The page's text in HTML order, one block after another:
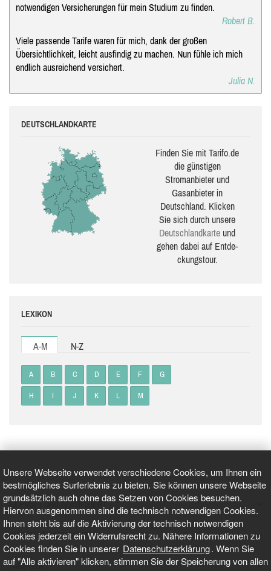
Unsere Webseite verwendet verschiedene Cookies, um Ihnen ein
bestmögliches Surferlebnis zu bieten. Sie können unsere Webseite
grundsätzlich auch ohne das Setzen von Cookies besuchen.
Hiervon ausgenommen sind die technisch notwendigen Cookies.
Ihnen steht bis auf die Aktivierung der technisch notwendigen
Cookies jederzeit ein Widerrufsrecht zu. Nähere Informationen zu
Cookies finden Sie in unserer Datenschutzerklärung. Wenn Sie
auf "Alle aktivieren" klicken, stimmen Sie der Speicherung von allen
notwendigen Versicherungen für mein Studium zu finden.
Robert B.
Viele passende Tarife waren für mich, dank der großen
Übersichtlichkeit, leicht ausfindig zu machen. Nun fühle ich mich
endlich ausreichend versichert.
Julia N.
DEUTSCHLANDKARTE
Finden Sie mit Tarifo.de
die güns­ti­gen
Stromanbieter und
Gasanbieter in
Deutschland. Klicken
Sie sich durch unsere
Deutsch­land­karte und
gehen dabei auf Ent­de­
ckungs­tour.
LEXIKON
A-M N-Z
A B C D E F G
H I J K L M
GEPRÜFT UND ZERTIFIZIERT
AKTUELLE NACHRICHTEN
TARIFO.DE